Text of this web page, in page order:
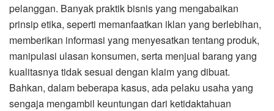
pelanggan. Banyak praktik bisnis yang mengabaikan
prinsip etika, seperti memanfaatkan iklan yang berlebihan,
memberikan informasi yang menyesatkan tentang produk,
manipulasi ulasan konsumen, serta menjual barang yang
kualitasnya tidak sesuai dengan klaim yang dibuat.
Bahkan, dalam beberapa kasus, ada pelaku usaha yang
sengaja mengambil keuntungan dari ketidaktahuan